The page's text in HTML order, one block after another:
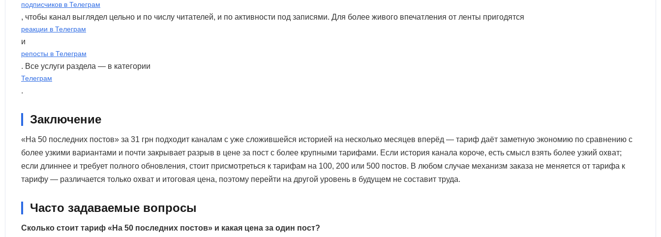
подписчиков в Телеграм
, чтобы канал выглядел цельно и по числу читателей, и по активности под записями. Для более живого впечатления от ленты пригодятся
реакции в Телеграм
и
репосты в Телеграм
. Все услуги раздела — в категории
Телеграм
.
Заключение
«На 50 последних постов» за 31 грн подходит каналам с уже сложившейся историей на несколько месяцев вперёд — тариф даёт заметную экономию по сравнению с
более узкими вариантами и почти закрывает разрыв в цене за пост с более крупными тарифами. Если история канала короче, есть смысл взять более узкий охват;
если длиннее и требует полного обновления, стоит присмотреться к тарифам на 100, 200 или 500 постов. В любом случае механизм заказа не меняется от тарифа к
тарифу — различается только охват и итоговая цена, поэтому перейти на другой уровень в будущем не составит труда.
Часто задаваемые вопросы
Сколько стоит тариф «На 50 последних постов» и какая цена за один пост?